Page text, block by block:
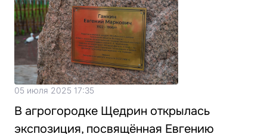
05 июля 2025 17:35
В агрогородке Щедрин открылась
экспозиция, посвящённая Евгению